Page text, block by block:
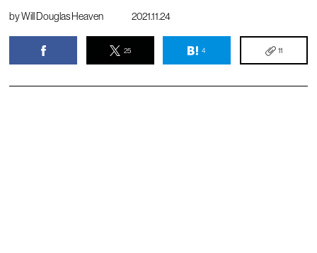
byWill Douglas Heaven 2021.11.24
25 4 11